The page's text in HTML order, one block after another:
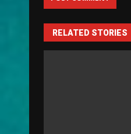
RELATED STORIES